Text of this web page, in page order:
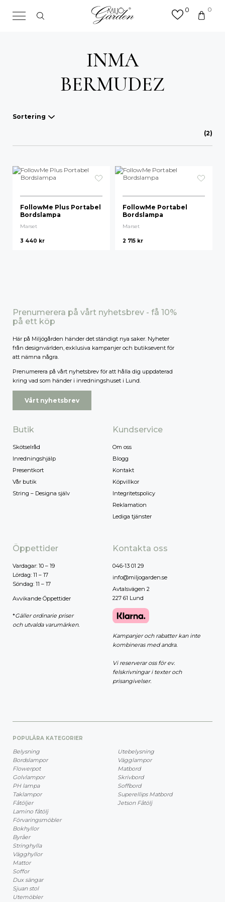
0 0
INMA
BERMUDEZ
Sortering
Våra favoriter
Nyheter
Lägsta pris
Högsta pris
(2)
FollowMe Plus Portabel
Bordslampa
Marset
3 440 kr
FollowMe Portabel
Bordslampa
Marset
2 715 kr
Prenumerera på vårt nyhetsbrev - få 10%
på ett köp
Här på Miljögården händer det ständigt nya saker. Nyheter
från designvärlden, exklusiva kampanjer och butiksevent för
att nämna några.
Prenumerera på vårt nyhetsbrev för att hålla dig uppdaterad
kring vad som händer i inredningshuset i Lund.
Vårt nyhetsbrev
Butik
Skötselråd
Inredningshjälp
Presentkort
Vår butik
String – Designa själv
Kundservice
Om oss
Blogg
Kontakt
Köpvillkor
Integritetspolicy
Reklamation
Lediga tjänster
Öppettider
Vardagar: 10 – 19
Lördag: 11 – 17
Söndag: 11 – 17
Avvikande Öppettider
*Gäller ordinarie priser
och utvalda varumärken.
Kontakta oss
046-13 01 29
info@miljogarden.se
Avtalsvägen 2
227 61 Lund
Kampanjer och rabatter kan inte
kombineras med andra.
Vi reserverar oss för ev.
felskrivningar i texter och
prisangivelser.
POPULÄRA KATEGORIER
Belysning
Bordslampor
Flowerpot
Golvlampor
PH lampa
Taklampor
Fåtöljer
Lamino fåtölj
Förvaringsmöbler
Bokhyllor
Byråer
Stringhylla
Vägghyllor
Mattor
Soffor
Dux sängar
Sjuan stol
Utemöbler
Utebelysning
Vägglampor
Matbord
Skrivbord
Soffbord
Superellips Matbord
Jetson Fåtölj